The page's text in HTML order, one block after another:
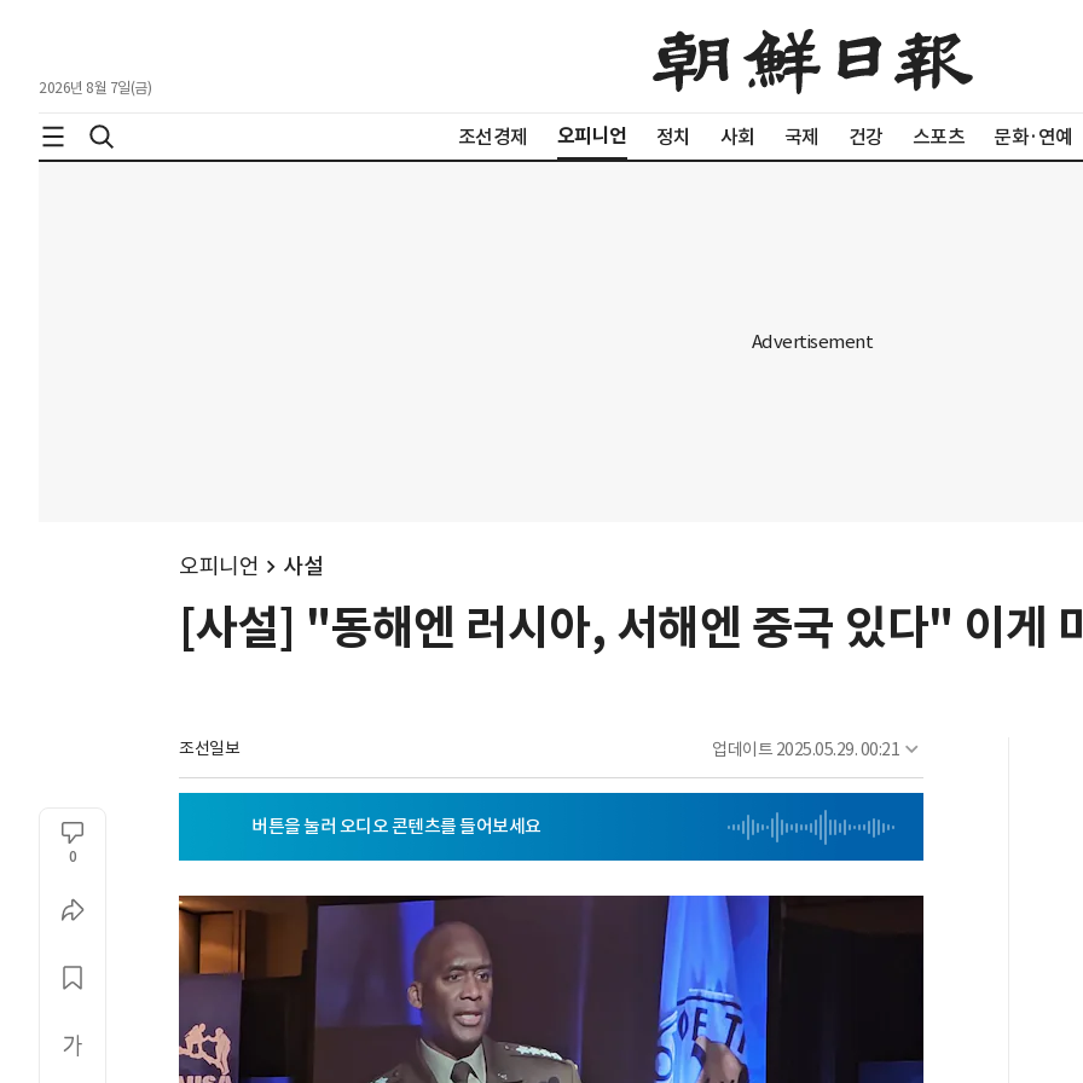
2026년 8월 7일(금)
조선경제 오피니언 정치 사회 국제 건강 스포츠 문화·연예
오피니언 사설
[사설] "동해엔 러시아, 서해엔 중국 있다" 이게
조선일보 업데이트 2025.05.29. 00:21
0